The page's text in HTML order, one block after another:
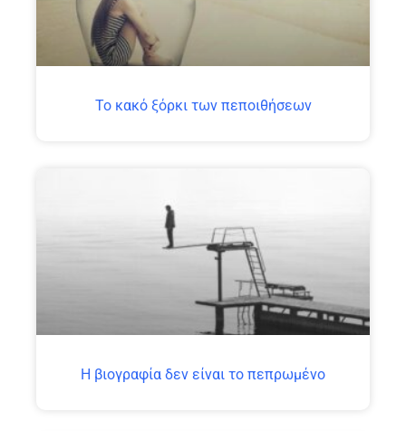
Το κακό ξόρκι των πεποιθήσεων
H βιογραφία δεν είναι το πεπρωμένο